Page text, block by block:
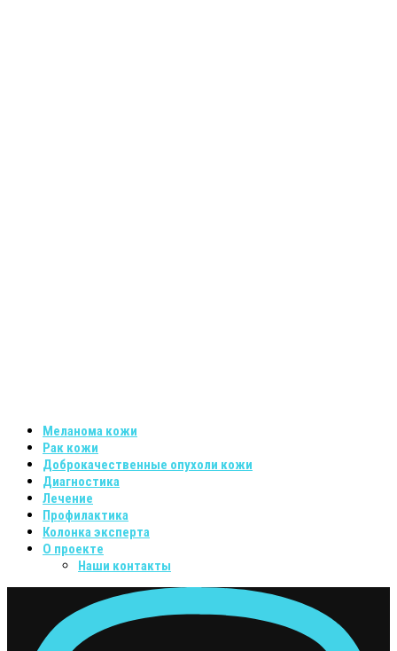
Меланома кожи
Рак кожи
Доброкачественные опухоли кожи
Диагностика
Лечение
Профилактика
Колонка эксперта
О проекте
Наши контакты